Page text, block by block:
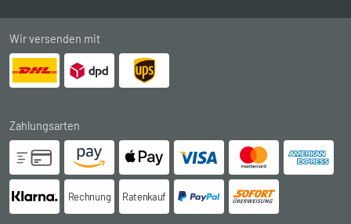
Wir versenden mit
Zahlungsarten
Rechnung Ratenkauf